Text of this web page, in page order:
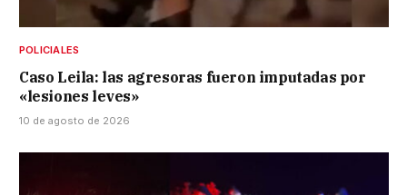
POLICIALES
Caso Leila: las agresoras fueron imputadas por
«lesiones leves»
10 de agosto de 2026